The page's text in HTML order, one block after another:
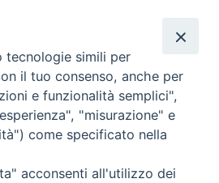
tecnologie simili per
il tuo consenso, anche per
e funzionalità semplici",
"misurazione" e
come specificato nella
acconsenti all'utilizzo dei